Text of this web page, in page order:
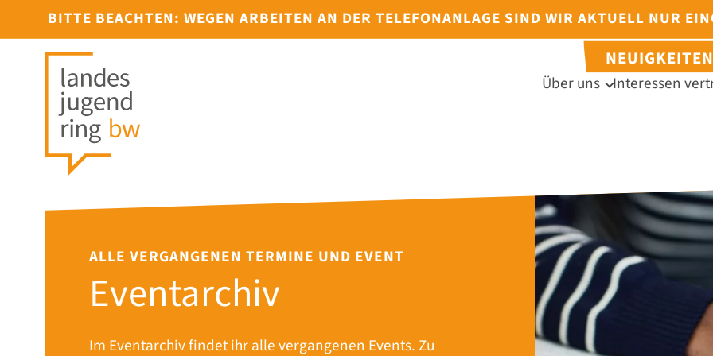
BITTE BEACHTEN: WEGEN ARBEITEN AN DER TELEFONANLAGE SIND WIR AKTUELL NUR
NEUIGKEITEN
Über uns Interessen
ALLE VERGANGENEN TERMINE UND EVENT
Eventarchiv
Im Eventarchiv findet ihr alle vergangenen Events. Zu